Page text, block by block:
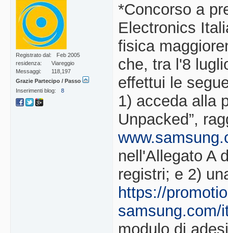
Registrato dal
Feb 2005
residenza
Viareggio
Messaggi
118,197
Grazie Partecipo / Passo
Inserimenti blog
8
*Concorso a
Electronics
fisica
che, tra l'8
effettui le
1) acceda alla
Unpacked”,
nell'Allegato A
registri; e 2)
https://
samsung.com/
modulo di